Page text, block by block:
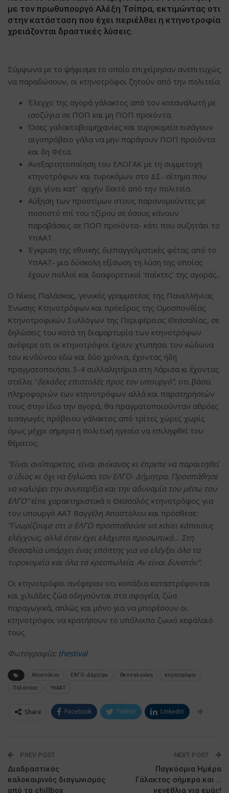
με τον πρωθυπουργό Αλέξη Τσίπρα, εκτιμώντας οτι
στην κατάσταση που έχει περιέλθει η κτηνοτροφία
χρειάζονται δραστικές λύσεις.
Σύμφωνα με το ψήφισμα το οποίο επιχείρησαν ανεπιτυχώς
να παραδώσουν, οι κτηνοτρόφοι ζητούν από την πολιτεία:
Έλεγχο της αγορά γάλακτος από τον καταναλωτή με
ισοζύγια σε ΠΟΠ και μη ΠΟΠ προϊόντα.
Όσες γαλακτοβιομηχανίες και τυροκομεία εισάγουν
αιγοπρόβειο γάλα να μην παράγουν ΠΟΠ προϊόντα
και δη Φέτα.
Ανεξαρτητοποίηση του ΕΛΟΓΑΚ με τη συμμετοχή
κτηνοτρόφων και τυροκόμων στο ΔΣ- αίτημα που
έχει γίνει κατ’ αρχήν δεκτό από την πολιτεία.
Αύξηση των προστίμων στους παρανομούντες με
ποσοστό επί του τζίρου σε όσους κάνουν
παραβάσεις σε ΠΟΠ προϊόντα- κάτι που συζητάει το
ΥπΑΑΤ.
Έγκριση της εθνικής διεπαγγελματικές φέτας από το
ΥπΑΑΤ- μια δύσκολη εξίσωση τη λύση της οποίας
έχουν πολλοί και δοαφορετικοί ‘παίκτες’ της αγοράς..
Ο Νίκος Παλάσκας, γενικός γραμματέας της Πανελλήνιας
Ένωσης Κτηνοτρόφων και πρόεδρος της Ομοσπονδίας
Κτηνοτροφικών Συλλόγων της Περιφέρειας Θεσσαλίας, σε
δηλώσεις του κατά τη διαμαρτυρία των κτηνοτρόφων
ανέφερε οτι οι κτηνοτρόφοι έχουν χτυπήσει τον κώδωνα
του κινδύνου εδώ και δύο χρόνια, έχοντας ήδη
πραγματοποιήσει 3-4 συλλαλητήρια στη Λάρισα κι έχοντας
στείλει “δεκάδες επιστολές προς τον υπουργό”, οτι βάσει
πληροφοριών των κτηνοτρόφων αλλά και παρατηρήσεών
τους στην ίδια την αγορά, θα πραγματοποιούνταν αθρόες
εισαγωγές πρόβειου γάλακτος από τρίτες χώρες χωρίς
όμως μέχρι σήμερα η πολιτική ηγεσία να επιληφθεί του
θέματος.
“Είναι ανύπαρκτος, είναι ανίκανος κι έπρεπε να παραιτηθεί
ο ίδιος κι όχι να ξηλώσει τον ΕΛΓΟ- Δήμητρα. Προσπάθησε
να καλύψει την ανυπαρξία και την αδυναμία του μέσω του
ΕΛΓΟ”είπε χαρακτηριστικά ο Θεσσαλός κτηνοτρόφος για
τον υπουργό ΑΑΤ Βαγγέλη Αποστόλου και πρόσθεσε:
“Γνωρίζουμε οτι ο ΕΛΓΟ προσπαθούσε να κάνει κάποιους
ελέγχους, αλλά όταν έχει ελάχιστο προσωπικό… Στη
Θεσσαλία υπάρχει ένας επόπτης για να ελέγξει όλα τα
τυροκομεία και όλα τα κρεοπωλεία. Αν είναι δυνατόν”.
Οι κτηνοτρόφοι ανέφεραν οτι κοπάδια καταστρέφονται
και χιλιάδες ζώα οδηγούνται στα σφαγεία, ζώα
παραγωγικά, απλώς και μόνο για να μπορέσουν οι
κτηνοτρόφοι να κρατήσουν το υπόλοιπο ζωικό κεφάλαιό
τους.
Φωτογραφία: thestival
Αποστόλου ΕΛΓΟ- Δήμητρα Θεσσαλονίκη κτηνοτρόφοι
Παλάσκας ΥπΑΑΤ
Share Facebook Twitter Linkedin
PREV POST
Διαδραστικός
καλοκαιρινός διαγωνισμός
από τα chillbox
NEXT POST
Παγκόσμια Ημέρα
Γάλακτος σήμερα και …
γενέθλια για εμάς!